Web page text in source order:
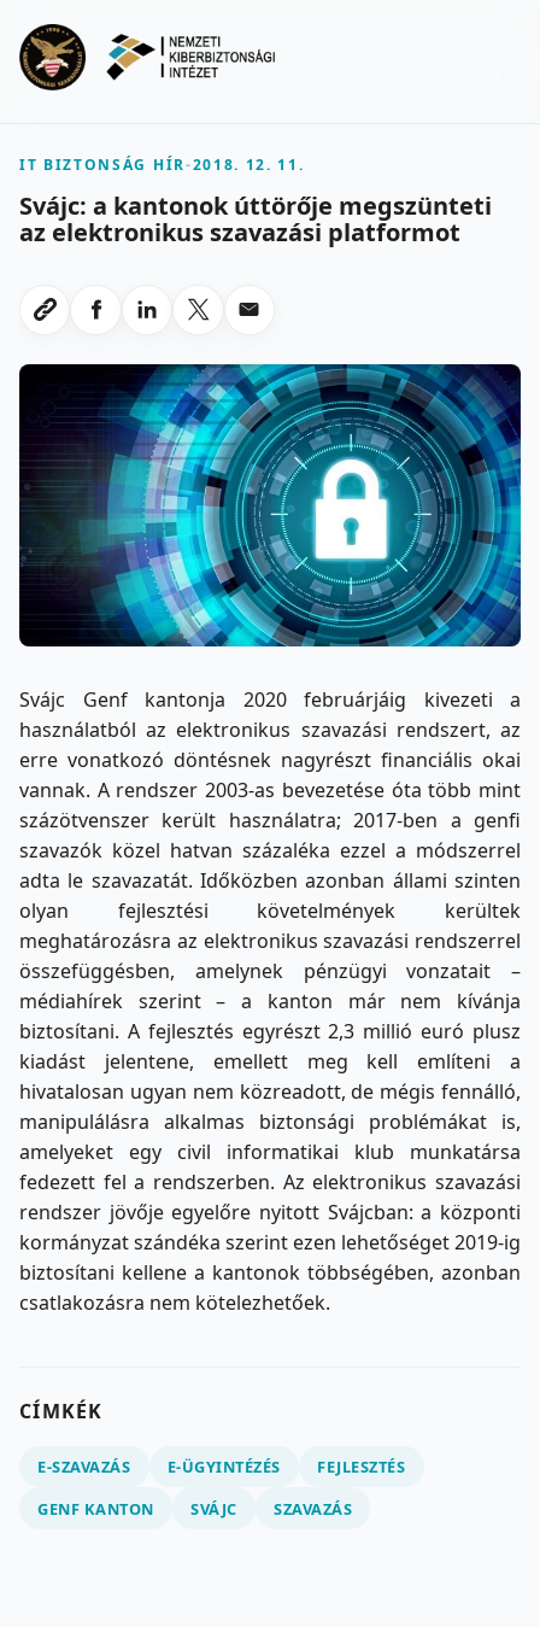
IT BIZTONSÁG HÍR-2018. 12. 11.
Svájc: a kantonok úttörője megszünteti
az elektronikus szavazási platformot
Link masolasa
Megosztas Facebookon
Megosztas LinkedInen
Megosztas X-en
Megosztas emailben
Svájc Genf kantonja 2020 februárjáig kivezeti a
használatból az elektronikus szavazási rendszert, az
erre vonatkozó döntésnek nagyrészt financiális okai
vannak. A rendszer 2003-as bevezetése óta több mint
százötvenszer került használatra; 2017-ben a genfi
szavazók közel hatvan százaléka ezzel a módszerrel
adta le szavazatát. Időközben azonban állami szinten
olyan fejlesztési követelmények kerültek
meghatározásra az elektronikus szavazási rendszerrel
összefüggésben, amelynek pénzügyi vonzatait –
médiahírek szerint – a kanton már nem kívánja
biztosítani. A fejlesztés egyrészt 2,3 millió euró plusz
kiadást jelentene, emellett meg kell említeni a
hivatalosan ugyan nem közreadott, de mégis fennálló,
manipulálásra alkalmas biztonsági problémákat is,
amelyeket egy civil informatikai klub munkatársa
fedezett fel a rendszerben. Az elektronikus szavazási
rendszer jövője egyelőre nyitott Svájcban: a központi
kormányzat szándéka szerint ezen lehetőséget 2019-ig
biztosítani kellene a kantonok többségében, azonban
csatlakozásra nem kötelezhetőek.
CÍMKÉK
E-SZAVAZÁS E-ÜGYINTÉZÉS
FEJLESZTÉS
GENF KANTON
SVÁJC SZAVAZÁS